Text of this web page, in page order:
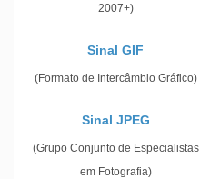
2007+)
Sinal GIF
(Formato de Intercâmbio Gráfico)
Sinal JPEG
(Grupo Conjunto de Especialistas
em Fotografia)